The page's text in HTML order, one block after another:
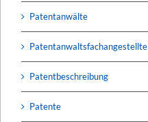
Patentanwälte
Patentanwaltsfachangestellte
Patentbeschreibung
Patente